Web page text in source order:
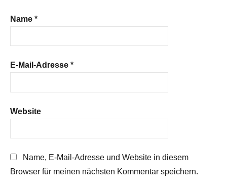
Name *
E-Mail-Adresse *
Website
Name, E-Mail-Adresse und Website in diesem
Browser für meinen nächsten Kommentar speichern.